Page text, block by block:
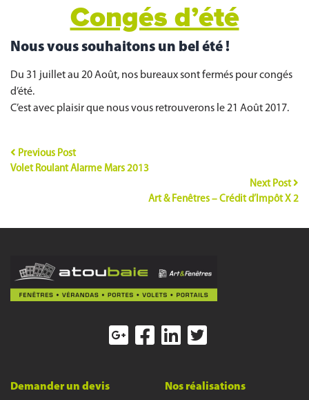
Congés d’été
Nous vous souhaitons un bel été !
Du 31 juillet au 20 Août, nos bureaux sont fermés pour congés
d’été.
C’est avec plaisir que nous vous retrouverons le 21 Août 2017.
Previous Post
Volet Roulant Alarme Mars 2013
Next Post
Art & Fenêtres – Crédit d’Impôt X 2
Demander un devis Nos réalisations